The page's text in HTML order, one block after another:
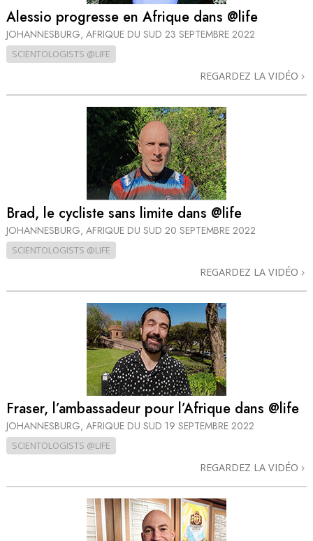
Alessio progresse en Afrique dans @life
JOHANNESBURG, AFRIQUE DU SUD 23 SEPTEMBRE 2022
SCIENTOLOGISTS @LIFE
REGARDEZ LA VIDÉO
Brad, le cycliste sans limite dans @life
JOHANNESBURG, AFRIQUE DU SUD 20 SEPTEMBRE 2022
SCIENTOLOGISTS @LIFE
REGARDEZ LA VIDÉO
Fraser, l’ambassadeur pour l’Afrique dans @life
JOHANNESBURG, AFRIQUE DU SUD 19 SEPTEMBRE 2022
SCIENTOLOGISTS @LIFE
REGARDEZ LA VIDÉO